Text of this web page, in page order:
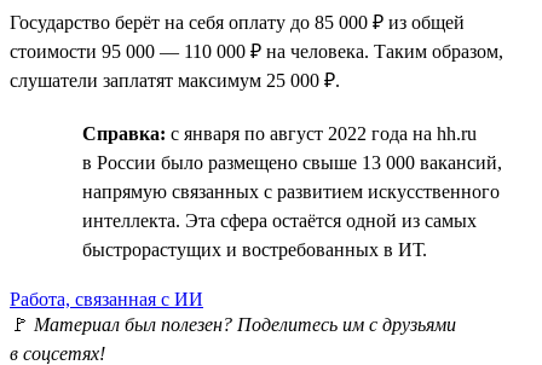
Государство берёт на себя оплату до 85 000 ₽ из общей
стоимости 95 000 — 110 000 ₽ на человека. Таким образом,
слушатели заплатят максимум 25 000 ₽.
Справка: с января по август 2022 года на hh.ru
в России было размещено свыше 13 000 вакансий,
напрямую связанных с развитием искусственного
интеллекта. Эта сфера остаётся одной из самых
быстрорастущих и востребованных в ИТ.
Работа, связанная с ИИ
🚩 Материал был полезен? Поделитесь им с друзьями
в соцсетях!